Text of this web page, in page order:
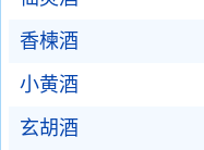
香楝酒
小黄酒
玄胡酒